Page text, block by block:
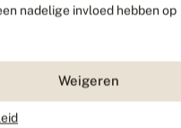
nadelige invloed hebben op
Weigeren